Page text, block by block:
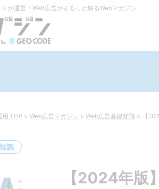
が運営！ Web広告がまるっと解るWebマガジン
用 TOP > Web広告マガジン > Web広告基礎知識 > 【
識
【2024年版